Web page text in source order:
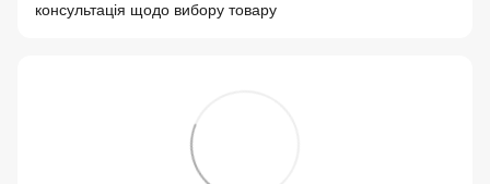
консультація щодо вибору товару